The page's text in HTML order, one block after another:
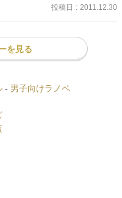
。
真夏の話を読むのは……
投稿日 : 2011.12.30
を見る
- 男子向けラノベ